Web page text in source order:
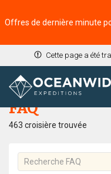
Cette page a été
Accueil
FAQ
463 croisière trouvée